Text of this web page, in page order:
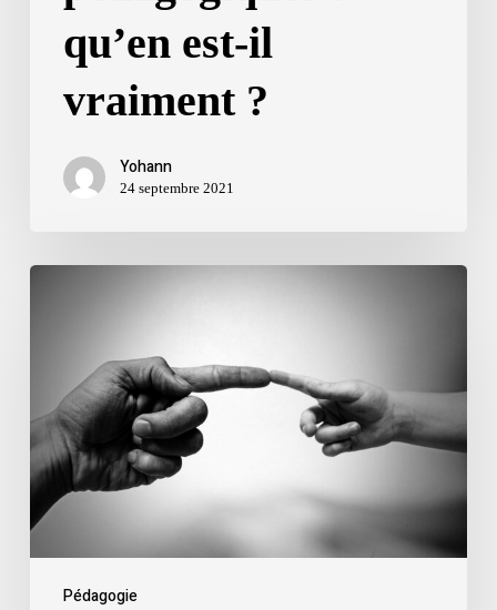
qu’en est-il
vraiment ?
Yohann
24 septembre 2021
Pédagogie
faite
ou
une
bien
pleine